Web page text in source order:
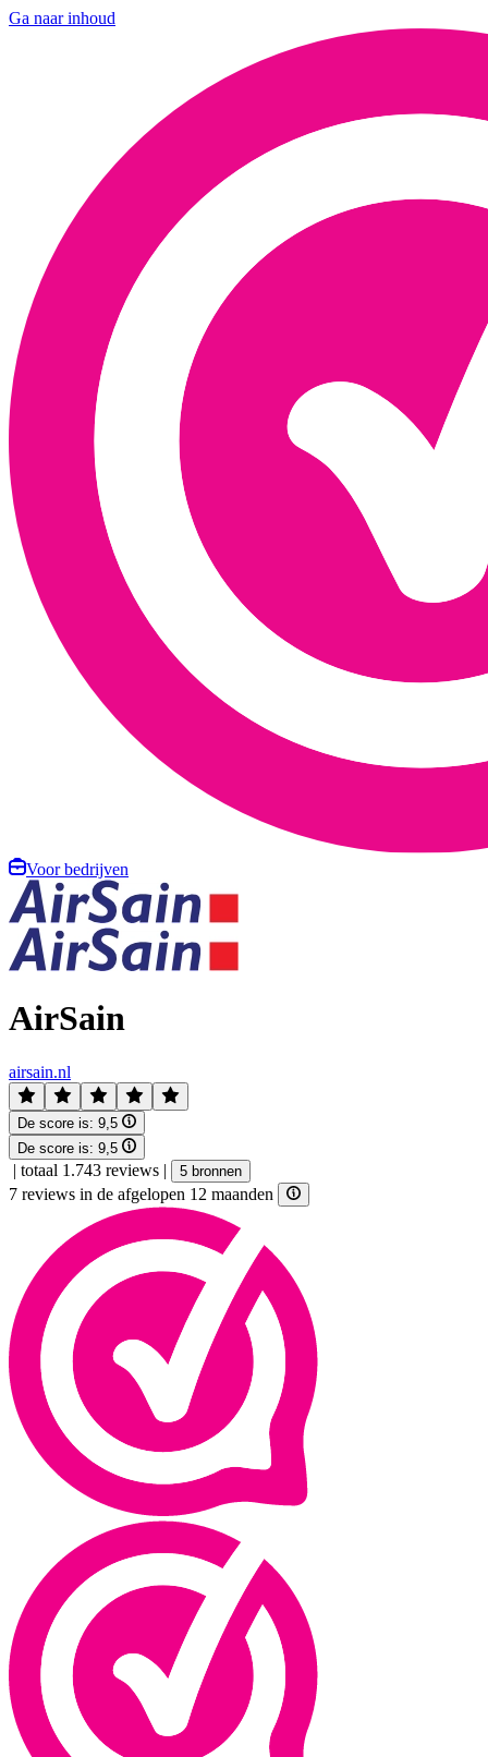
Ga naar inhoud
Voor bedrijven
AirSain
airsain.nl
De score is: 9,5
De score is: 9,5
| totaal 1.743 reviews | 5 bronnen
7 reviews in de afgelopen 12 maanden